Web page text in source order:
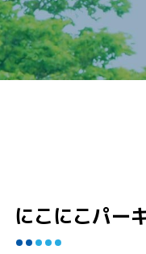
にこにこパー